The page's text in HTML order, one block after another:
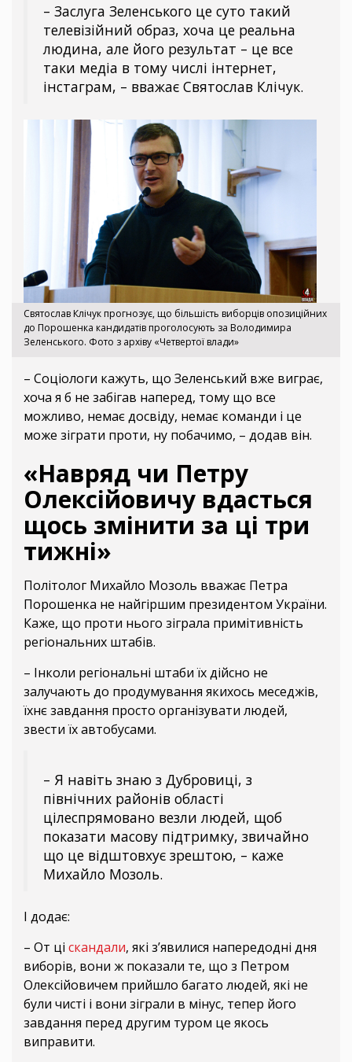
– Заслуга Зеленського це суто такий
телевізійний образ, хоча це реальна
людина, але його результат – це все
таки медіа в тому числі інтернет,
інстаграм, – вважає Святослав Клічук.
Святослав Клічук прогнозує, що більшість виборців опозиційних
до Порошенка кандидатів проголосують за Володимира
Зеленського. Фото з архіву «Четвертої влади»
– Соціологи кажуть, що Зеленський вже виграє,
хоча я б не забігав наперед, тому що все
можливо, немає досвіду, немає команди і це
може зіграти проти, ну побачимо, – додав він.
«Навряд чи Петру
Олексійовичу вдасться
щось змінити за ці три
тижні»
Політолог Михайло Мозоль вважає Петра
Порошенка не найгіршим президентом України.
Каже, що проти нього зіграла примітивність
регіональних штабів.
– Інколи регіональні штаби їх дійсно не
залучають до продумування якихось меседжів,
їхнє завдання просто організувати людей,
звести їх автобусами.
– Я навіть знаю з Дубровиці, з
північних районів області
цілеспрямовано везли людей, щоб
показати масову підтримку, звичайно
що це відштовхує зрештою, – каже
Михайло Мозоль.
І додає:
– От ці скандали, які з’явилися напередодні дня
виборів, вони ж показали те, що з Петром
Олексійовичем прийшло багато людей, які не
були чисті і вони зіграли в мінус, тепер його
завдання перед другим туром це якось
виправити.